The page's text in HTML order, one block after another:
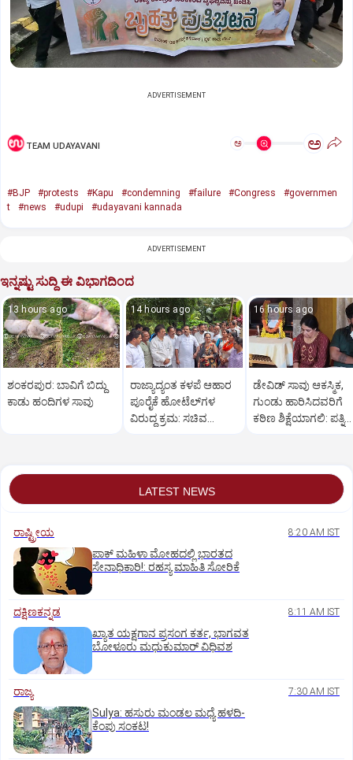
ADVERTISEMENT
TEAM UDAYAVANI ಅ ಅ
#BJP #protests #Kapu #condemning #failure #Congress
#governmen
t
#news #udupi #udayavani kannada
ADVERTISEMENT
ಇನ್ನಷ್ಟು ಸುದ್ದಿ ಈ ವಿಭಾಗದಿಂದ
13 hours ago
ಶಂಕರಪುರ: ಬಾವಿಗೆ ಬಿದ್ದು
ಕಾಡು ಹಂದಿಗಳ ಸಾವು
14 hours ago
ರಾಜ್ಯಾದ್ಯಂತ ಕಳಪೆ ಆಹಾರ
ಪೂರೈಕೆ ಹೋಟೆಲ್‌ಗಳ
ವಿರುದ್ಧ ಕ್ರಮ: ಸಚಿವ
16 hours ago
ಡೇವಿಡ್ ಸಾವು ಆಕಸ್ಮಿಕ,
ಗುಂಡು ಹಾರಿಸಿದವರಿಗೆ
ಕಠಿಣ ಶಿಕ್ಷೆಯಾಗಲಿ: ಪತ್ನಿ
LATEST NEWS
ರಾಷ್ಟ್ರೀಯ 8:20 AM IST
ಪಾಕ್‌ ಮಹಿಳಾ ಮೋಹದಲ್ಲಿ ಭಾರತದ
ಸೇನಾಧಿಕಾರಿ!: ರಹಸ್ಯ ಮಾಹಿತಿ ಸೋರಿಕೆ
ದಕ್ಷಿಣಕನ್ನಡ 8:11 AM IST
ಖ್ಯಾತ ಯಕ್ಷಗಾನ ಪ್ರಸಂಗ ಕರ್ತ, ಭಾಗವತ
ಬೋಳೂರು ಮಧುಕುಮಾರ್ ವಿಧಿವಶ
ರಾಜ್ಯ 7:30 AM IST
Sulya: ಹಸುರು ಮಂಡಲ ಮಧ್ಯೆ ಹಳದಿ-
ಕೆಂಪು ಸಂಕಟ!